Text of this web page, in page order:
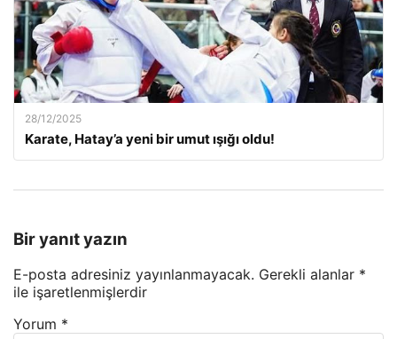
28/12/2025
Karate, Hatay’a yeni bir umut ışığı oldu!
Bir yanıt yazın
E-posta adresiniz yayınlanmayacak. Gerekli alanlar *
ile işaretlenmişlerdir
Yorum *